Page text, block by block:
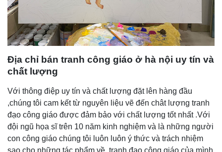
Địa chỉ bán tranh công giáo ở hà nội uy tín và
chất lượng
Với thông điệp uy tín và chất lượng đặt lên hàng đầu
,chúng tôi cam kết từ nguyên liệu vẽ đến chât lượng tranh
đạo công giáo được đảm bảo với chất lượng tốt nhất .Với
đội ngũ họa sĩ trên 10 năm kinh nghiệm và là những người
con công giáo chúng tôi luôn luôn ý thức và trách nhiệm